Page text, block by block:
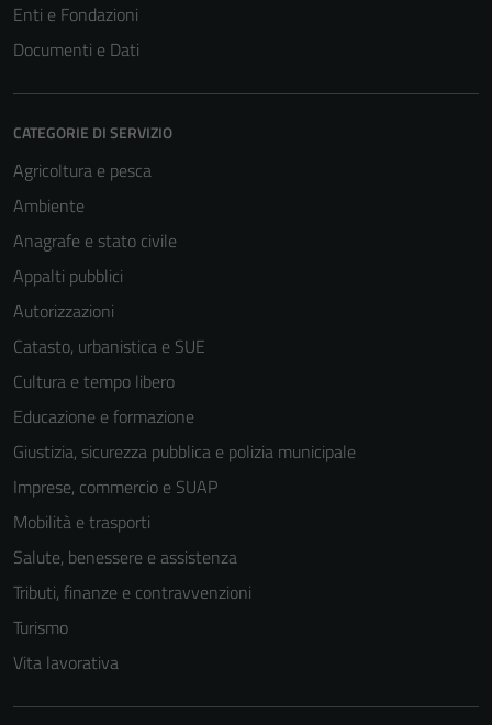
Enti e Fondazioni
Documenti e Dati
CATEGORIE DI SERVIZIO
Agricoltura e pesca
Ambiente
Anagrafe e stato civile
Appalti pubblici
Autorizzazioni
Catasto, urbanistica e SUE
Cultura e tempo libero
Educazione e formazione
Giustizia, sicurezza pubblica e polizia municipale
Imprese, commercio e SUAP
Mobilità e trasporti
Salute, benessere e assistenza
Tributi, finanze e contravvenzioni
Turismo
Vita lavorativa